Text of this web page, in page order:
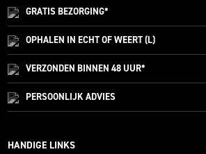
GRATISBEZORGING*
OPHALEN IN ECHT OF WEERT (L)
VERZONDEN BINNEN 48 UUR*
PERSOONLIJKADVIES
HANDIGE LINKS